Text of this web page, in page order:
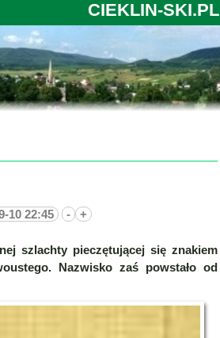
CIEKLIN-SKI.PL
10 22:45 - +
szlachty pieczętującej się znakiem
Nazwisko zaś powstało od